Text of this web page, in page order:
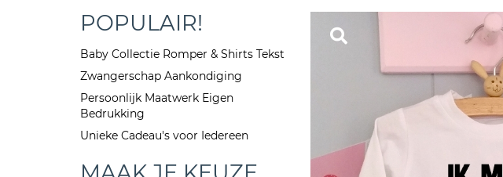
POPULAIR!
Baby Collectie Romper & Shirts Tekst
Zwangerschap Aankondiging
Persoonlijk Maatwerk Eigen
Bedrukking
Unieke Cadeau's voor Iedereen